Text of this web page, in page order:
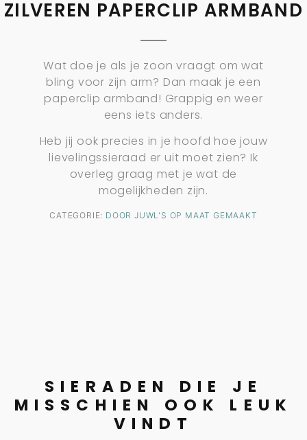
ZILVEREN PAPERCLIP ARMBAND
Wat doe je als je zoon vraagt om wat
bling voor zijn arm? Dan maak je een
paperclip armband! Grappig en weer
eens iets anders.
Heb jij ook precies in je hoofd hoe jouw
lievelingssieraad er uit moet zien? Ik
overleg graag met je wat de
mogelijkheden zijn.
CATEGORIE: DOOR JUWL'S OP MAAT GEMAAKT
SIERADEN DIE JE
MISSCHIEN OOK LEUK
VINDT